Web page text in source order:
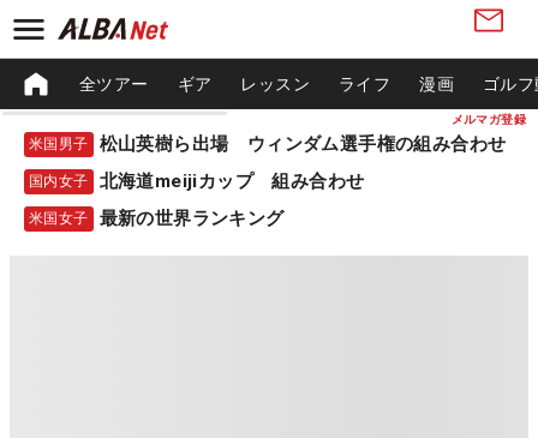
メルマガ登録
全ツアー ギア レッスン ライフ 漫画 ゴル
米国男子 松山英樹ら出場 ウィンダム選手権の組み合わせ
国内女子 北海道meijiカップ 組み合わせ
米国女子 最新の世界ランキング